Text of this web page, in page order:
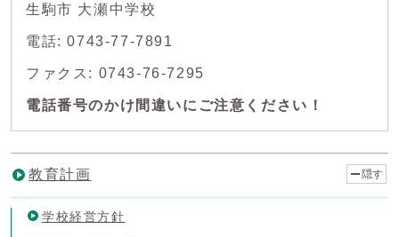
生駒市 大瀬中学校
電話: 0743-77-7891
ファクス: 0743-76-7295
電話番号のかけ間違いにご注意ください！
教育計画 隠す
学校経営方針